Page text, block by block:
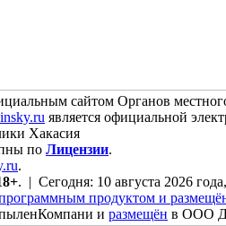
сайтом Органов
является официальной
Хакасия
по Лицензии.
.
. | Сегодня: 10 августа 2026
продуктом и
и размещён в ООО